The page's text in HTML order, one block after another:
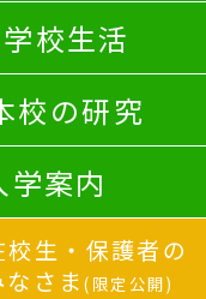
学校生活
校の研究
学案内
校生・保護者の
なさま(限定公開)